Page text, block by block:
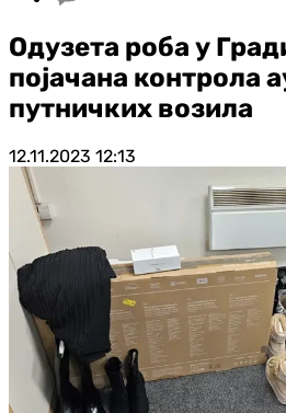
Одузета роба у
појачана контрола
путничких возила
12.11.2023 12:13